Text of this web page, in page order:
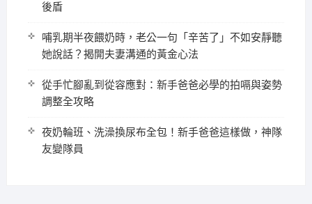
後盾
哺乳期半夜餵奶時，老公一句「辛苦了」不如安靜聽
她說話？揭開夫妻溝通的黃金心法
從手忙腳亂到從容應對：新手爸爸必學的拍嗝與姿勢
調整全攻略
夜奶輪班、洗澡換尿布全包！新手爸爸這樣做，神隊
友變隊員